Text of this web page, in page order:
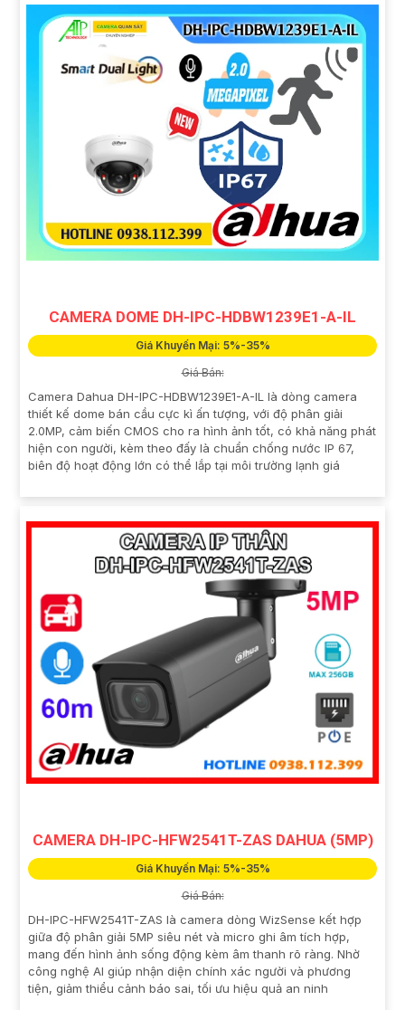
CAMERA DOME DH-IPC-HDBW1239E1-A-IL
Giá Khuyến Mại: 5%-35%
Giá Bán:
Camera Dahua DH-IPC-HDBW1239E1-A-IL là dòng camera
thiết kế dome bán cầu cực kì ấn tượng, với độ phân giải
2.0MP, cảm biến CMOS cho ra hình ảnh tốt, có khả năng phát
hiện con người, kèm theo đấy là chuẩn chống nước IP 67,
biên độ hoạt động lớn có thể lắp tại môi trường lạnh giá
CAMERA DH-IPC-HFW2541T-ZAS DAHUA (5MP)
Giá Khuyến Mại: 5%-35%
Giá Bán:
DH-IPC-HFW2541T-ZAS là camera dòng WizSense kết hợp
giữa độ phân giải 5MP siêu nét và micro ghi âm tích hợp,
mang đến hình ảnh sống động kèm âm thanh rõ ràng. Nhờ
công nghệ AI giúp nhận diện chính xác người và phương
tiện, giảm thiểu cảnh báo sai, tối ưu hiệu quả an ninh